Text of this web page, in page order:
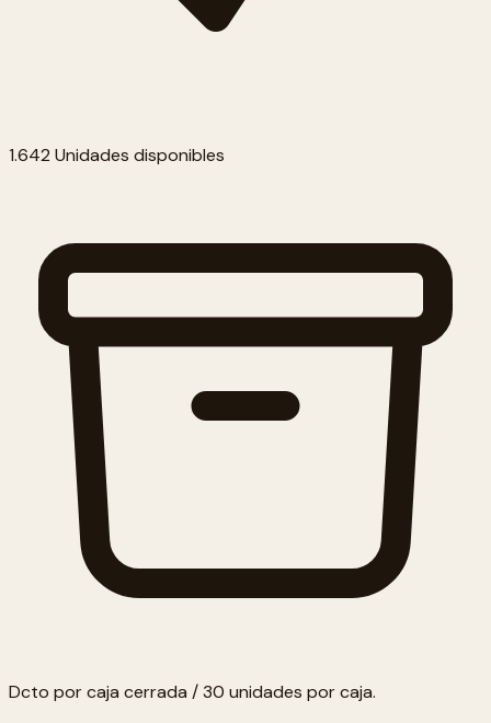
1.642 Unidades disponibles
Dcto por caja cerrada / 30 unidades por caja.